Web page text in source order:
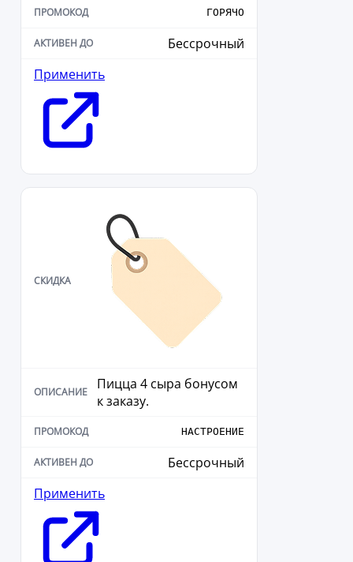
ГОРЯЧО
Бессрочный
Применить
Пицца 4 сыра бонусом
к заказу.
НАСТРОЕНИЕ
Бессрочный
Применить